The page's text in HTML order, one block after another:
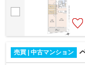
売買 | 中古マンション